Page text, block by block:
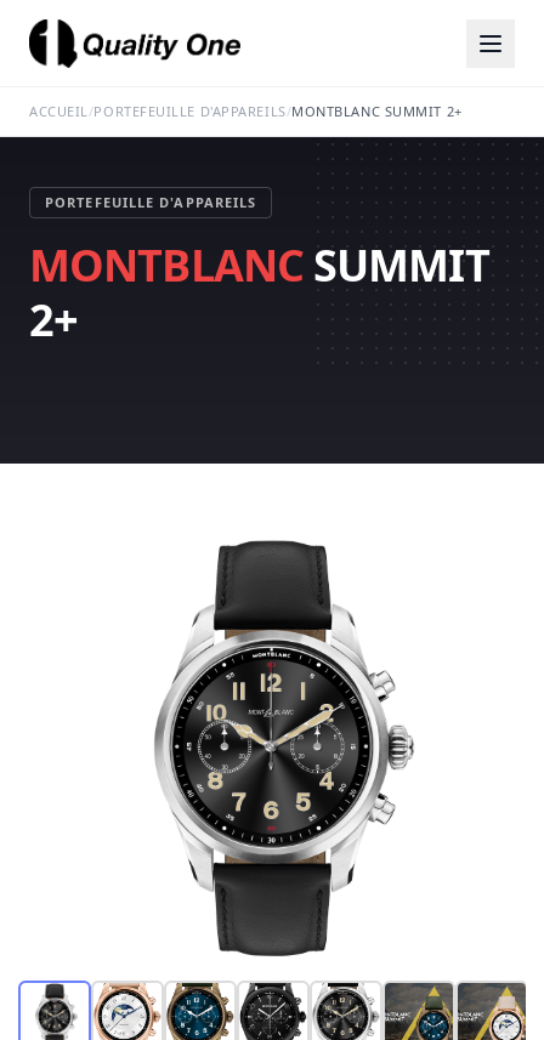
ACCUEIL/PORTEFEUILLE D'APPAREILS/MONTBLANC SUMMIT 2+
PORTEFEUILLE D'APPAREILS
MONTBLANCSUMMIT
2+